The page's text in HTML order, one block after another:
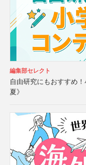
編集部セレクト
自由研究にもおすすめ
夏》